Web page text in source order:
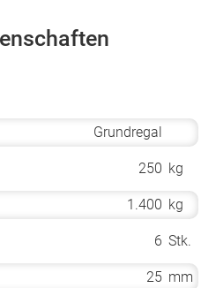
Grundregal
250 kg
1.400 kg
6 Stk.
25 mm